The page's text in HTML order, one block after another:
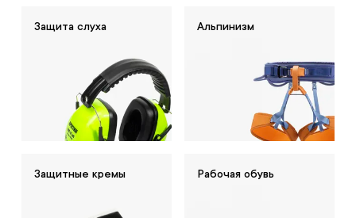
Защита слуха Альпинизм
Защитные кремы Рабочая обувь